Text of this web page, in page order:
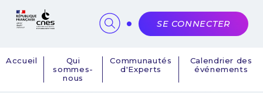
Navigation
Accueil
Qui
sommes-
nous
Communautés
d'Experts
Calendrier des
événements
SE CONNECTER